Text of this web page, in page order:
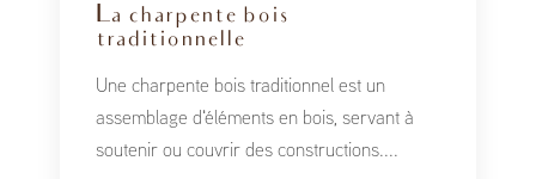
La charpente bois
traditionnelle
Une charpente bois traditionnel est un
assemblage d'éléments en bois, servant à
soutenir ou couvrir des constructions....